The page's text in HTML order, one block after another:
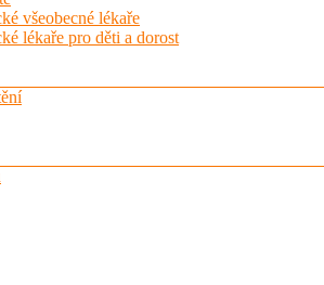
všeobecné lékaře
lékaře pro děti a dorost